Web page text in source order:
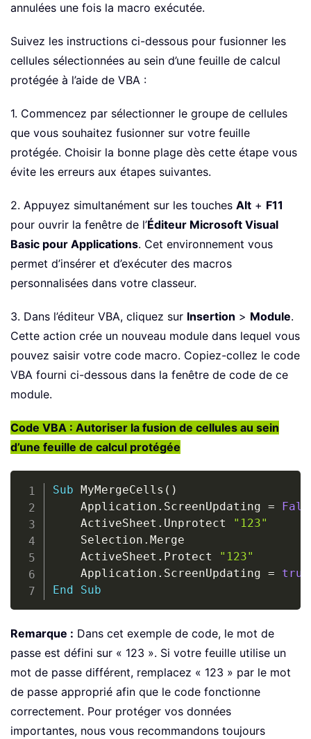
annulées une fois la macro exécutée.
Suivez les instructions ci-dessous pour fusionner les
cellules sélectionnées au sein d’une feuille de calcul
protégée à l’aide de VBA :
1. Commencez par sélectionner le groupe de cellules
que vous souhaitez fusionner sur votre feuille
protégée. Choisir la bonne plage dès cette étape vous
évite les erreurs aux étapes suivantes.
2. Appuyez simultanément sur les touches Alt + F11
pour ouvrir la fenêtre de l’Éditeur Microsoft Visual
Basic pour Applications. Cet environnement vous
permet d’insérer et d’exécuter des macros
personnalisées dans votre classeur.
3. Dans l’éditeur VBA, cliquez sur Insertion > Module.
Cette action crée un nouveau module dans lequel vous
pouvez saisir votre code macro. Copiez-collez le code
VBA fourni ci-dessous dans la fenêtre de code de ce
module.
Code VBA : Autoriser la fusion de cellules au sein
d’une feuille de calcul protégée
Sub MyMergeCells ( )
    Application
. ScreenUpdating =
    ActiveSheet
. Unprotect
"123"
    Selection
. Merge
    ActiveSheet
. Protect
"123"
    Application
. ScreenUpdating =
true
End
Sub
Remarque : Dans cet exemple de code, le mot de
passe est défini sur « 123 ». Si votre feuille utilise un
mot de passe différent, remplacez « 123 » par le mot
de passe approprié afin que le code fonctionne
correctement. Pour protéger vos données
importantes, nous vous recommandons toujours